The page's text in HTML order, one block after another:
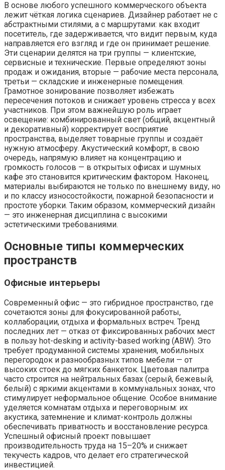
В основе любого успешного коммерческого объекта
лежит чёткая логика сценариев. Дизайнер работает не с
абстрактными стилями, а с маршрутами: как входит
посетитель, где задерживается, что видит первым, куда
направляется его взгляд и где он принимает решение.
Эти сценарии делятся на три группы — клиентские,
сервисные и технические. Первые определяют зоны
продаж и ожидания, вторые — рабочие места персонала,
третьи — складские и инженерные помещения.
Грамотное зонирование позволяет избежать
пересечения потоков и снижает уровень стресса у всех
участников. При этом важнейшую роль играет
освещение: комбинированный свет (общий, акцентный
и декоративный) корректирует восприятие
пространства, выделяет товарные группы и создаёт
нужную атмосферу. Акустический комфорт, в свою
очередь, напрямую влияет на концентрацию и
громкость голосов — в открытых офисах и шумных
кафе это становится критическим фактором. Наконец,
материалы выбираются не только по внешнему виду, но
и по классу износостойкости, пожарной безопасности и
простоте уборки. Таким образом, коммерческий дизайн
— это инженерная дисциплина с высокими
эстетическими требованиями.
Основные типы коммерческих
пространств
Офисные интерьеры
Современный офис — это гибридное пространство, где
сочетаются зоны для фокусированной работы,
коллаборации, отдыха и формальных встреч. Тренд
последних лет — отказ от фиксированных рабочих мест
в пользу hot-desking и activity-based working (ABW). Это
требует продуманной системы хранения, мобильных
перегородок и разнообразных типов мебели — от
высоких стоек до мягких банкеток. Цветовая палитра
часто строится на нейтральных базах (серый, бежевый,
белый) с яркими акцентами в коммунальных зонах, что
стимулирует неформальное общение. Особое внимание
уделяется комнатам отдыха и переговорным: их
акустика, затемнение и климат-контроль должны
обеспечивать приватность и восстановление ресурса.
Успешный офисный проект повышает
производительность труда на 15–20% и снижает
текучесть кадров, что делает его стратегической
инвестицией.